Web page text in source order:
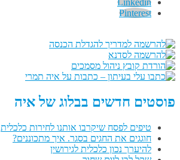
Linkedin
Pinterest
פוסטים חדשים בבלוג של איה
טיפים לפסח שיקרבו אותנו לחירות כלכלית
חוגגים את החגים בסגר. איך מתכוננים?
להיערך נכון כלכלית לגירושין